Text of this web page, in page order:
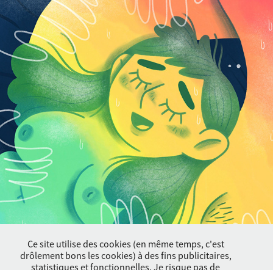
L'illustration du poème L'Arc-en-ciel
amoureux
Ce site utilise des cookies (en même temps, c'est
drôlement bons les cookies) à des fins publicitaires,
statistiques et fonctionnelles. Je risque pas de